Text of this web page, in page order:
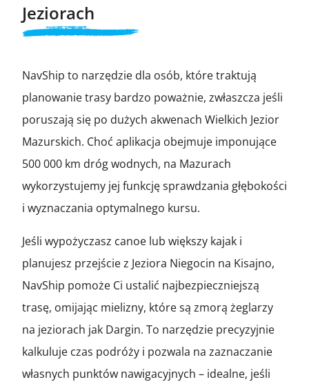
Jeziorach
NavShip to narzędzie dla osób, które traktują
planowanie trasy bardzo poważnie, zwłaszcza jeśli
poruszają się po dużych akwenach Wielkich Jezior
Mazurskich. Choć aplikacja obejmuje imponujące
500 000 km dróg wodnych, na Mazurach
wykorzystujemy jej funkcję sprawdzania głębokości
i wyznaczania optymalnego kursu.
Jeśli wypożyczasz canoe lub większy kajak i
planujesz przejście z Jeziora Niegocin na Kisajno,
NavShip pomoże Ci ustalić najbezpieczniejszą
trasę, omijając mielizny, które są zmorą żeglarzy
na jeziorach jak Dargin. To narzędzie precyzyjnie
kalkuluje czas podróży i pozwala na zaznaczanie
własnych punktów nawigacyjnych – idealne, jeśli